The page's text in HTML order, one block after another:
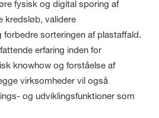
fysisk og digital sporing af
kredsløb, validere
sorteringen af plastaffald.
erfaring inden for
knowhow og forståelse af
virksomheder vil også
og udviklingsfunktioner som